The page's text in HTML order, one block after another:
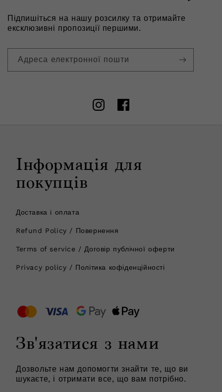
Підпишіться на нашу розсилку та отримайте
ексклюзивні пропозиції першими.
Адреса електронної пошти
InstagramFacebook
Інформація для
покупців
Доставка і оплата
Refund Policy / Повернення
Terms of service / Договір публічної оферти
Privacy policy / Політика кофіденційності
Зв'язатися з нами
Дозвольте нам допомогти знайти те, що ви
шукаєте, і отримати все, що вам потрібно.